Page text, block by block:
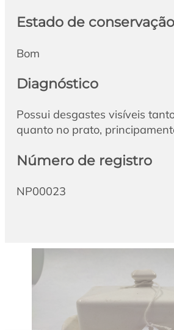
Estado de conservação
Bom
Diagnóstico
Possui desgastes visíveis
quanto no prato,
Número de registro
NP00023